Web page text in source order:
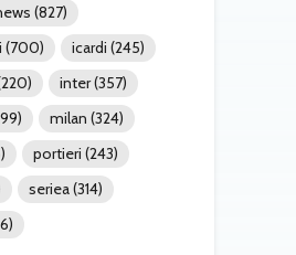
(827)
(700) icardi (245)
inter(357)
milan (324)
portieri (243)
seriea(314)